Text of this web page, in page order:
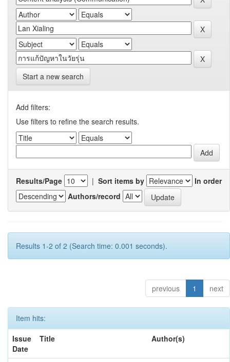
Start a new search
Add filters:
Use filters to refine the search results.
Results/Page | Sort items by
In order
Authors/record
Results 1-2 of 2 (Search time: 0.001 seconds).
previous 1 next
Item hits:
Issue
Date
Title Author(s)